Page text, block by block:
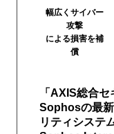
幅広くサイバー
攻撃
による損害を補
償
「AXIS総合
Sophosの最
リティシステ